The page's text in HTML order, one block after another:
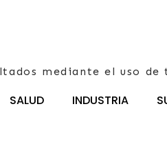
mediante el uso
SALUD INDUSTRIA